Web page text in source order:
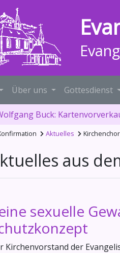
Über uns Gottesdienst
Buck:
Aktuelles
aus
sexuelle
Kirchenvorstand der